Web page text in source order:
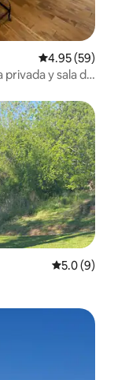
Calificación
4.95 (59)
privada y sala de
5.0 (9)